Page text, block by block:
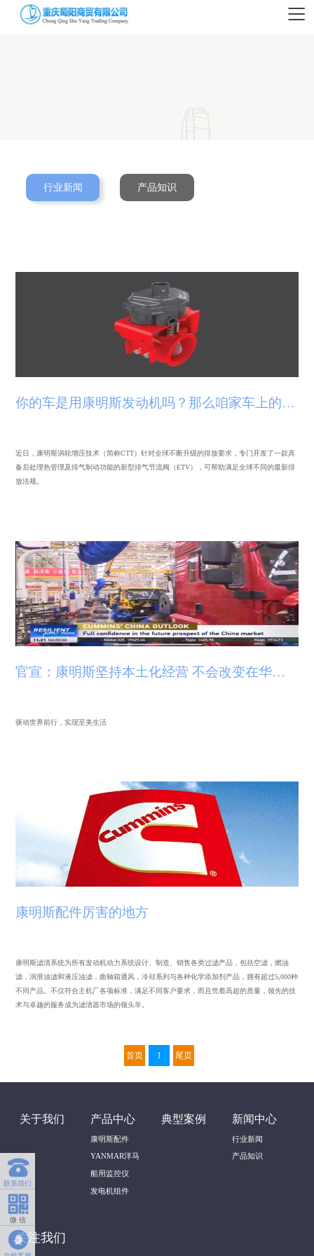
行业新闻 产品知识
你的车是用康明斯发动机吗？那么咱家车上的排气系统该升级啦！
近日，康明斯涡轮增压技术（简称CTT）针对全球不断升级的排放要求，专门开发了一款具
备后处理热管理及排气制动功能的新型排气节流阀（ETV），可帮助满足全球不同的最新排
放法规。
官宣：康明斯坚持本土化经营 不会改变在华长期战略
驱动世界前行，实现至美生活
康明斯配件厉害的地方
康明斯滤清系统为所有发动机动力系统设计、制造、销售各类过滤产品，包括空滤，燃油
滤，润滑油滤和液压油滤，曲轴箱通风，冷却系列与各种化学添加剂产品，拥有超过5,000种
不同产品。不仅符合主机厂各项标准，满足不同客户要求，而且凭着高超的质量，领先的技
术与卓越的服务成为滤清器市场的领头羊。
首页 1 尾页
关于我们 产品中心
康明斯配件
YANMAR洋马
船用监控仪
发电机组件
典型案例 新闻中心
行业新闻
产品知识
关注我们

联系我们

微 信
